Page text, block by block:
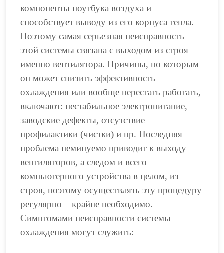
компоненты ноутбука воздуха и
способствует выводу из его корпуса тепла.
Поэтому самая серьезная неисправность
этой системы связана с выходом из строя
именно вентилятора. Причины, по которым
он может снизить эффективность
охлаждения или вообще перестать работать,
включают: нестабильное электропитание,
заводские дефекты, отсутствие
профилактики (чистки) и пр. Последняя
проблема неминуемо приводит к выходу
вентиляторов, а следом и всего
компьютерного устройства в целом, из
строя, поэтому осуществлять эту процедуру
регулярно – крайне необходимо.
Симптомами неисправности системы
охлаждения могут служить: